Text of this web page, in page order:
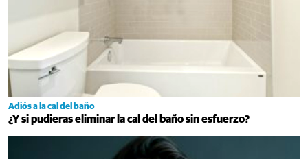
Adiós a la cal del baño
¿Y si pudieras eliminar la cal del baño sin esfuerzo?